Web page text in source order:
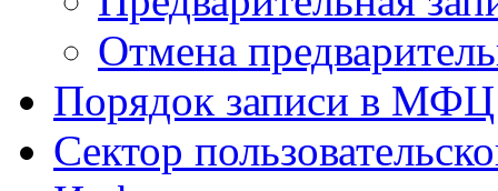
Отмена
Порядок записи в МФЦ
Сектор